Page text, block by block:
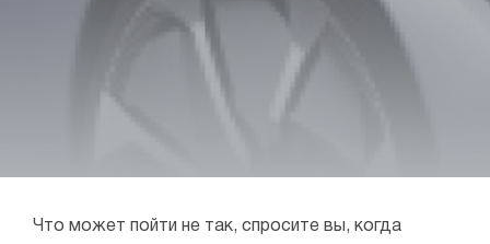
Что может пойти не так, спросите вы, когда